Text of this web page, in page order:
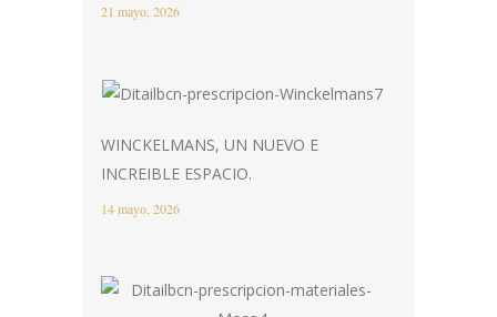
21 mayo, 2026
WINCKELMANS, UN NUEVO E
INCREIBLE ESPACIO.
14 mayo, 2026